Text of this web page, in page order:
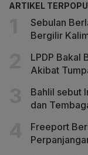
ARTIKEL
Sebulan
Bergilir
LPDP Bakal
Akibat
Bahlil sebut
dan
Freeport